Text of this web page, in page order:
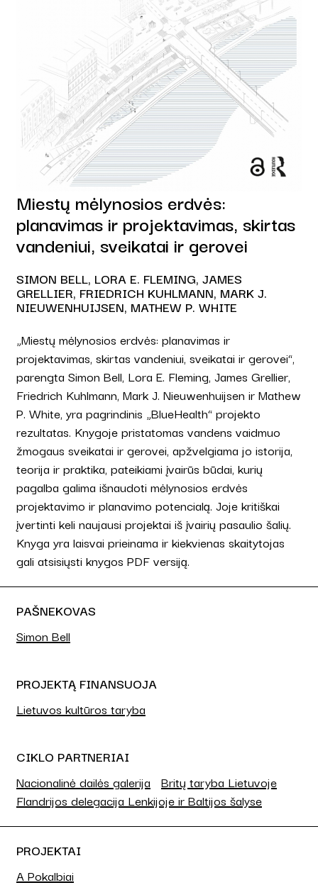
PAŠNEKOVAS
Simon Bell
PROJEKTĄ FINANSUOJA
Lietuvos kultūros taryba
CIKLO PARTNERIAI
Nacionalinė dailės galerija Britų taryba Lietuvoje
Flandrijos delegacija Lenkijoje ir Baltijos šalyse
PROJEKTAI
A Pokalbiai
Miestų mėlynosios erdvės:
planavimas ir projektavimas, skirtas
vandeniui, sveikatai ir gerovei
SIMON BELL, LORA E. FLEMING, JAMES
GRELLIER, FRIEDRICH KUHLMANN, MARK J.
NIEUWENHUIJSEN, MATHEW P. WHITE
„Miestų mėlynosios erdvės: planavimas ir
projektavimas, skirtas vandeniui, sveikatai ir gerovei“,
parengta Simon Bell, Lora E. Fleming, James Grellier,
Friedrich Kuhlmann, Mark J. Nieuwenhuijsen ir Mathew
P. White, yra pagrindinis „BlueHealth“ projekto
rezultatas. Knygoje pristatomas vandens vaidmuo
žmogaus sveikatai ir gerovei, apžvelgiama jo istorija,
teorija ir praktika, pateikiami įvairūs būdai, kurių
pagalba galima išnaudoti mėlynosios erdvės
projektavimo ir planavimo potencialą. Joje kritiškai
įvertinti keli naujausi projektai iš įvairių pasaulio šalių.
Knyga yra laisvai prieinama ir kiekvienas skaitytojas
gali atsisiųsti knygos PDF versiją.